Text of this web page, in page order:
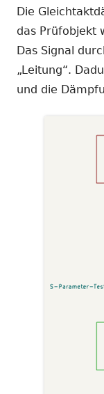
Die
das Prüfobjekt
Das Signal
„Leitung“.
und die